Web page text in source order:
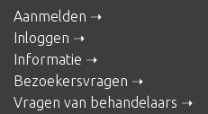
Aanmelden
Inloggen
Informatie
Bezoekersvragen
Vragen van behandelaars